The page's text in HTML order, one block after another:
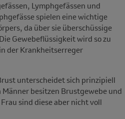
Lymphgefässen und
spielen eine wichtige
da über sie überschüssige
Gewebeflüssigkeit wird so zu
der Krankheitserreger
unterscheidet sich prinzipiell
besitzen Brustgewebe und
sind diese aber nicht voll